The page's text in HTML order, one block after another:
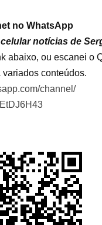
no WhatsApp
notícias de
abaixo, ou escanei o
variados conteúdos.
channel/